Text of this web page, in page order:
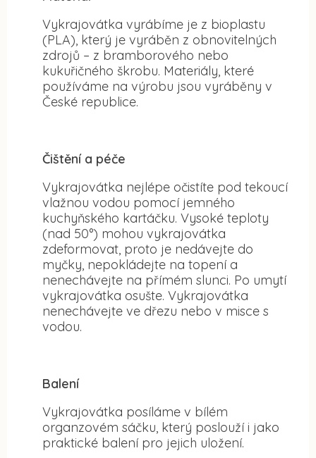
Vykrajovátka vyrábíme je z bioplastu
(PLA), který je vyráběn z obnovitelných
zdrojů – z bramborového nebo
kukuřičného škrobu. Materiály, které
používáme na výrobu jsou vyráběny v
České republice.
Čištění a péče
Vykrajovátka nejlépe očistíte pod tekoucí
vlažnou vodou pomocí jemného
kuchyňského kartáčku. Vysoké teploty
(nad 50°) mohou vykrajovátka
zdeformovat, proto je nedávejte do
myčky, nepokládejte na topení a
nenechávejte na přímém slunci. Po umytí
vykrajovátka osušte. Vykrajovátka
nenechávejte ve dřezu nebo v misce s
vodou.
Balení
Vykrajovátka posíláme v bílém
organzovém sáčku, který poslouží i jako
praktické balení pro jejich uložení.